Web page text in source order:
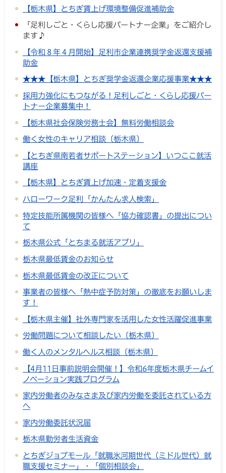
【栃木県】とちぎ賃上げ環境整備促進補助金
「足利しごと・くらし応援パートナー企業」をご紹介し
ます♪
【令和８年４月開始】足利市企業連携奨学金返還支援補
助金
★★★【栃木県】とちぎ奨学金返還企業応援事業★★★
採用力強化にもつながる！足利しごと・くらし応援パー
トナー企業募集中！
【栃木県社会保険労務士会】無料労働相談会
働く女性のキャリア相談〔栃木県〕
【とちぎ県南若者サポートステーション】いつここ就活
講座
【栃木県】とちぎ賃上げ加速・定着支援金
ハローワーク足利「かんたん求人検索」
特定技能所属機関の皆様へ「協力確認書」の提出につい
て
栃木県公式「とちまる就活アプリ」
栃木県最低賃金のお知らせ
栃木県最低賃金の改正について
事業者の皆様へ「熱中症予防対策」の徹底をお願いしま
す！
【栃木県主催】社外専門家を活用した女性活躍促進事業
労働問題について相談したい〔栃木県〕
働く人のメンタルヘルス相談〔栃木県〕
【4月11日事前説明会開催！】令和6年度栃木県チームイ
ノベーション実践プログラム
家内労働者のみなさま及び家内労働を委託されている方
へ
家内労働委託状況届
栃木県勤労者生活資金
とちぎジョブモール「就職氷河期世代（ミドル世代）就
職支援セミナー」・「個別相談会」